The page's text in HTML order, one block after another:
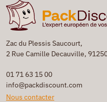
Zac du Plessis Saucourt,
2 Rue Camille Decauville,
01 71 63 15 00
info@packdiscount.com
Nous contacter